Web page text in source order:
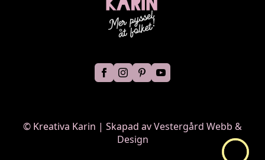
© Kreativa Karin | Skapad avVestergård Webb &
Design